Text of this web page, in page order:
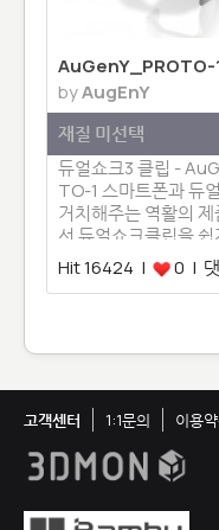
AuGenY_PROTO-
byAugEnY
재질 미선택
듀얼쇼크3 클립 -
TO-1 스마트폰과 듀
거치해주는 역활의 제
선 듀얼쇼크클립을 쉽
못하여…
Hit 16424 | 0 |
고객센터 1:1문의 이용